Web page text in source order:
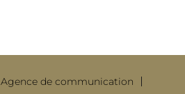
Agence de communication